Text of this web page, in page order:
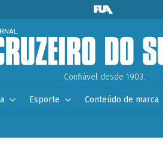
Confiável desde 1903.
Esporte Conteúdo de marca